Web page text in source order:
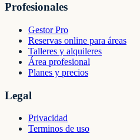
Profesionales
Gestor Pro
Reservas online para áreas
Talleres y alquileres
Área profesional
Planes y precios
Legal
Privacidad
Terminos de uso